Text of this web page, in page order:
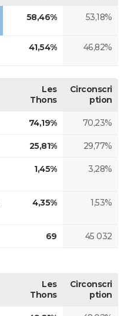
58,46% 53,18%
41,54% 46,82%
Les
Thons
Circonscri
ption
74,19% 70,23%
25,81% 29,77%
1,45% 3,28%
4,35% 1,53%
69 45 032
Les
Thons
Circonscri
ption